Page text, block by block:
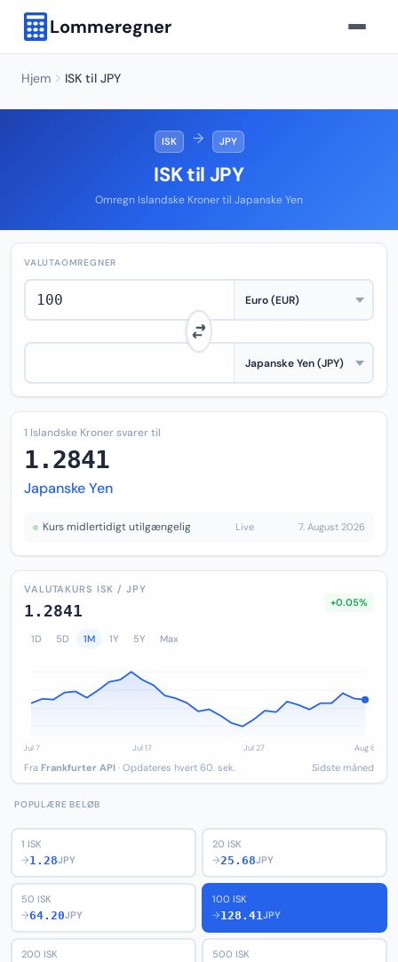
Lommeregner
Hjem ISK til JPY
ISK → JPY
ISK til JPY
Omregn Islandske Kroner til Japanske Yen
VALUTAOMREGNER
1 Islandske Kroner svarer til
1.2841
Japanske Yen
Kurs midlertidigt utilgængelig Live 7. August 2026
VALUTAKURS ISK / JPY
1.2841 +0.05%
1D 5D 1M 1Y 5Y Max
Fra Frankfurter API · Opdateres hvert 60. sek. Sidste måned
POPULÆRE BELØB
1 ISK
→1.28JPY
20 ISK
→25.68JPY
50 ISK
→64.20JPY
100 ISK
→128.41 JPY
200 ISK
500 ISK